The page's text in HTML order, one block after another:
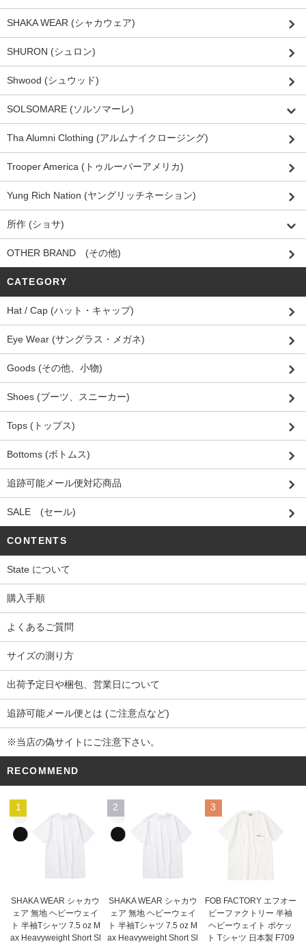
SHAKA WEAR (シャカウェア)
SHURON (シュロン)
Shwood (シュウッド)
SOLSOMARE (ソルソマーレ)
Tha Alumni Clothing (アルムナイクロージング)
Trooper America (トゥルーパーアメリカ)
Yung Rich Nation (ヤングリッチネーション)
所作 (ショサ)
OTHER BRAND (その他)
CATEGORY
Hat / Cap (ハット・キャップ)
Eye Wear (サングラス・メガネ)
Goods (その他、小物)
Shoes (ブーツ、スニーカー)
Tops (トップス)
Bottoms (ボトムス)
追跡可能メール便対応商品
SALE (セール)
CONTENTS
State について
購入手順
よくあるご質問
サイズの測り方
出荷予定日や梱包、営業日について
追跡可能メール便とは (ご注意点など)
※当店の偽サイトにご注意下さい。
RECOMMEND
1
SHAKA WEAR シャカウ
ェア 無地 ヘビーウェイ
ト 半袖Tシャツ 7.5 oz M
ax Heavyweight Short Sl
2
SHAKA WEAR シャカウ
ェア 無地 ヘビーウェイ
ト 半袖Tシャツ 7.5 oz M
ax Heavyweight Short Sl
3
FOB FACTORY エフオー
ビーファクトリー 半袖
ヘビーウェイト ポケッ
ト Tシャツ 日本製 F709